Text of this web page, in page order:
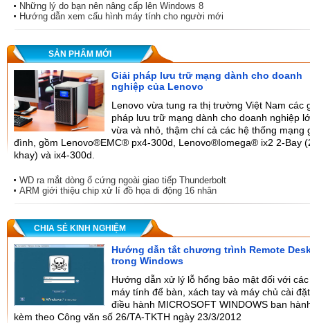
Những lý do bạn nên nâng cấp lên Windows 8
Hướng dẫn xem cấu hình máy tính cho người mới
SẢN PHẨM MỚI
Giải pháp lưu trữ mạng dành cho doanh
nghiệp của Lenovo
Lenovo vừa tung ra thị trường Việt Nam các
pháp lưu trữ mạng dành cho doanh nghiệp
vừa và nhỏ, thậm chí cả các hệ thống mạng
đình, gồm Lenovo®EMC® px4-300d, Lenovo®Iomega® ix2 2-Bay
khay) và ix4-300d.
WD ra mắt dòng ổ cứng ngoài giao tiếp Thunderbolt
ARM giới thiệu chip xử lí đồ họa di động 16 nhân
CHIA SẺ KINH NGHIỆM
Hướng dẫn tắt chương trình Remote
trong Windows
Hướng dẫn xử lý lỗ hổng bảo mật đối với các
máy tính để bàn, xách tay và máy chủ cài
điều hành MICROSOFT WINDOWS ban
kèm theo Công văn số 26/TA-TKTH ngày 23/3/2012